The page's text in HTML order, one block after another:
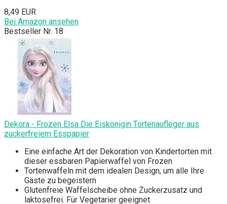
8,49 EUR
Bei Amazon ansehen
Bestseller Nr. 18
Dekora - Frozen Elsa Die Eiskönigin Tortenaufleger aus
zuckerfreiem Esspapier
Eine einfache Art der Dekoration von Kindertorten mit
dieser essbaren Papierwaffel von Frozen
Tortenwaffeln mit dem idealen Design, um alle Ihre
Gäste zu begeistern
Glutenfreie Waffelscheibe ohne Zuckerzusatz und
laktosefrei. Für Vegetarier geeignet